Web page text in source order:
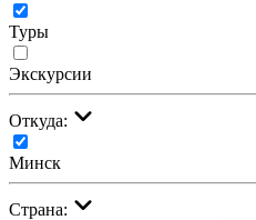
Туры
Экскурсии
Откуда:
Минск
Страна: